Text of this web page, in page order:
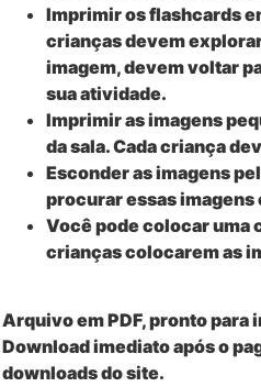
Imprimir os flashcards
crianças devem
imagem, devem voltar
sua atividade.
Imprimir as imagens
da sala. Cada criança
Esconder as imagens
procurar essas imagens
Você pode colocar uma
crianças colocarem as
Arquivo em PDF, pronto para
Download imediato após o
downloads do site.